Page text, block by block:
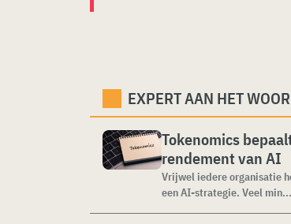
EXPERT AAN HET
Tokenomics
rendement van AI
Vrijwel iedere organisatie
een AI-strategie. Veel min...